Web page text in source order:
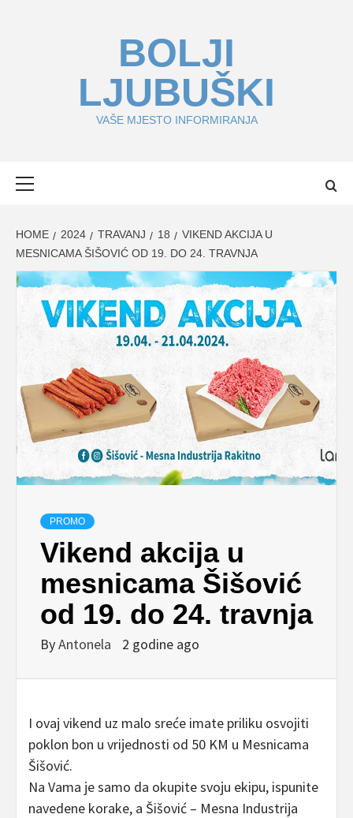
BOLJI
LJUBUŠKI
VAŠE MJESTO INFORMIRANJA
HOME 2024 TRAVANJ 18
VIKEND AKCIJA U
MESNICAMA ŠIŠOVIĆ OD 19. DO 24. TRAVNJA
PROMO
Vikend akcija u
mesnicama Šišović
od 19. do 24. travnja
ByAntonela 2 godine ago
I ovaj vikend uz malo sreće imate priliku osvojiti
poklon bon u vrijednosti od 50 KM u Mesnicama
Šišović.
Na Vama je samo da okupite svoju ekipu, ispunite
navedene korake, a Šišović – Mesna Industrija